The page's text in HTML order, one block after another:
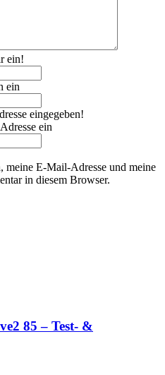
ein!
ein
eingegeben!
ein
meine E-Mail-Adresse und meine
in diesem Browser.
85 – Test- &